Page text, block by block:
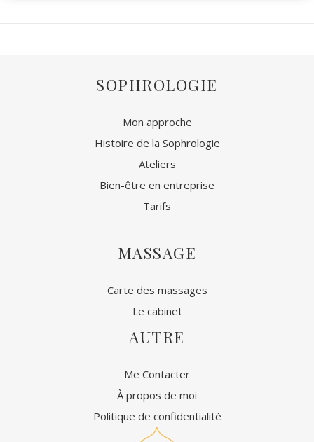
SOPHROLOGIE
Mon approche
Histoire de la Sophrologie
Ateliers
Bien-être en entreprise
Tarifs
MASSAGE
Carte des massages
Le cabinet
AUTRE
Me Contacter
À propos de moi
Politique de confidentialité